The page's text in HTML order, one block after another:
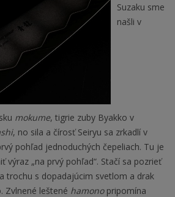
Suzaku sme
našli v
mokume, tigrie zuby Byakko v
, no sila a čírosť Seiryu sa zrkadlí v
pohľad jednoduchých čepeliach. Tu je
výraz „na prvý pohľad“. Stačí sa pozrieť
trochu s dopadajúcim svetlom a drak
Zvlnené leštené hamonopripomína